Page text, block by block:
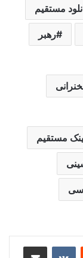
مستقیم
رهبر
مستقیم
‫رددیت ‫VKontakteاشتراک گذاری از طریق ایمیل